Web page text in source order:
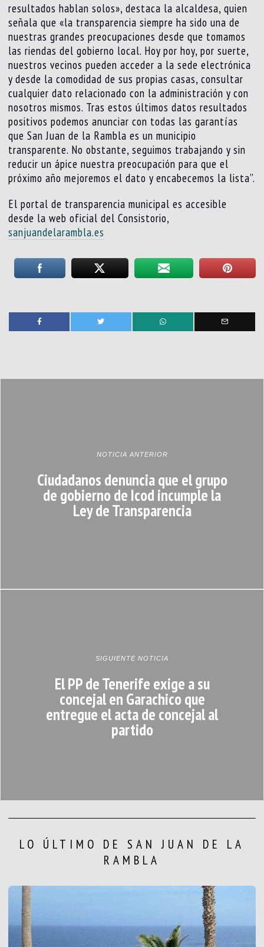
resultados hablan solos», destaca la alcaldesa, quien
señala que «la transparencia siempre ha sido una de
nuestras grandes preocupaciones desde que tomamos
las riendas del gobierno local. Hoy por hoy, por suerte,
nuestros vecinos pueden acceder a la sede electrónica
y desde la comodidad de sus propias casas, consultar
cualquier dato relacionado con la administración y con
nosotros mismos. Tras estos últimos datos resultados
positivos podemos anunciar con todas las garantías
que San Juan de la Rambla es un municipio
transparente. No obstante, seguimos trabajando y sin
reducir un ápice nuestra preocupación para que el
próximo año mejoremos el dato y encabecemos la lista”.
El portal de transparencia municipal es accesible
desde la web oficial del Consistorio,
sanjuandelarambla.es
NOTICIA ANTERIOR
Ciudadanos denuncia que el grupo
de gobierno de Icod incumple la
Ley de Transparencia
SIGUIENTE NOTICIA
El PP de Tenerife exige a su
concejal en Garachico que
entregue el acta de concejal al
partido
LO ÚLTIMO DE SAN JUAN DE LA
RAMBLA